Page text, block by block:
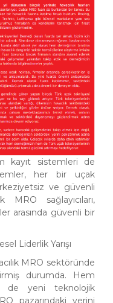
kayıt sistemleri de
her bir uçak
ve güvenli
sağlayıcıları,
arasında güvenli bir
Liderlik Yarışı
MRO sektöründe
durumda. Hem
de yeni teknolojik
pazarındaki yerini